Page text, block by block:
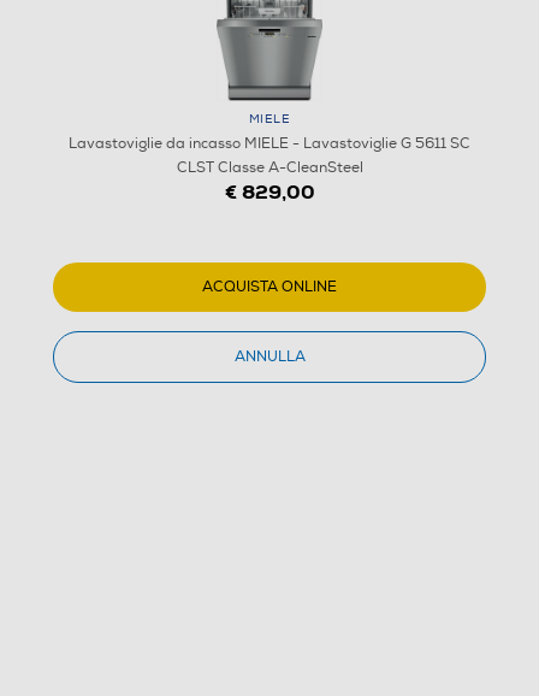
1/5
MIELE
Lavastoviglie da incasso MIELE - Lavastoviglie G 5611 SC
CLST Classe A-CleanSteel
€ 829,00
ACQUISTA ONLINE
ANNULLA